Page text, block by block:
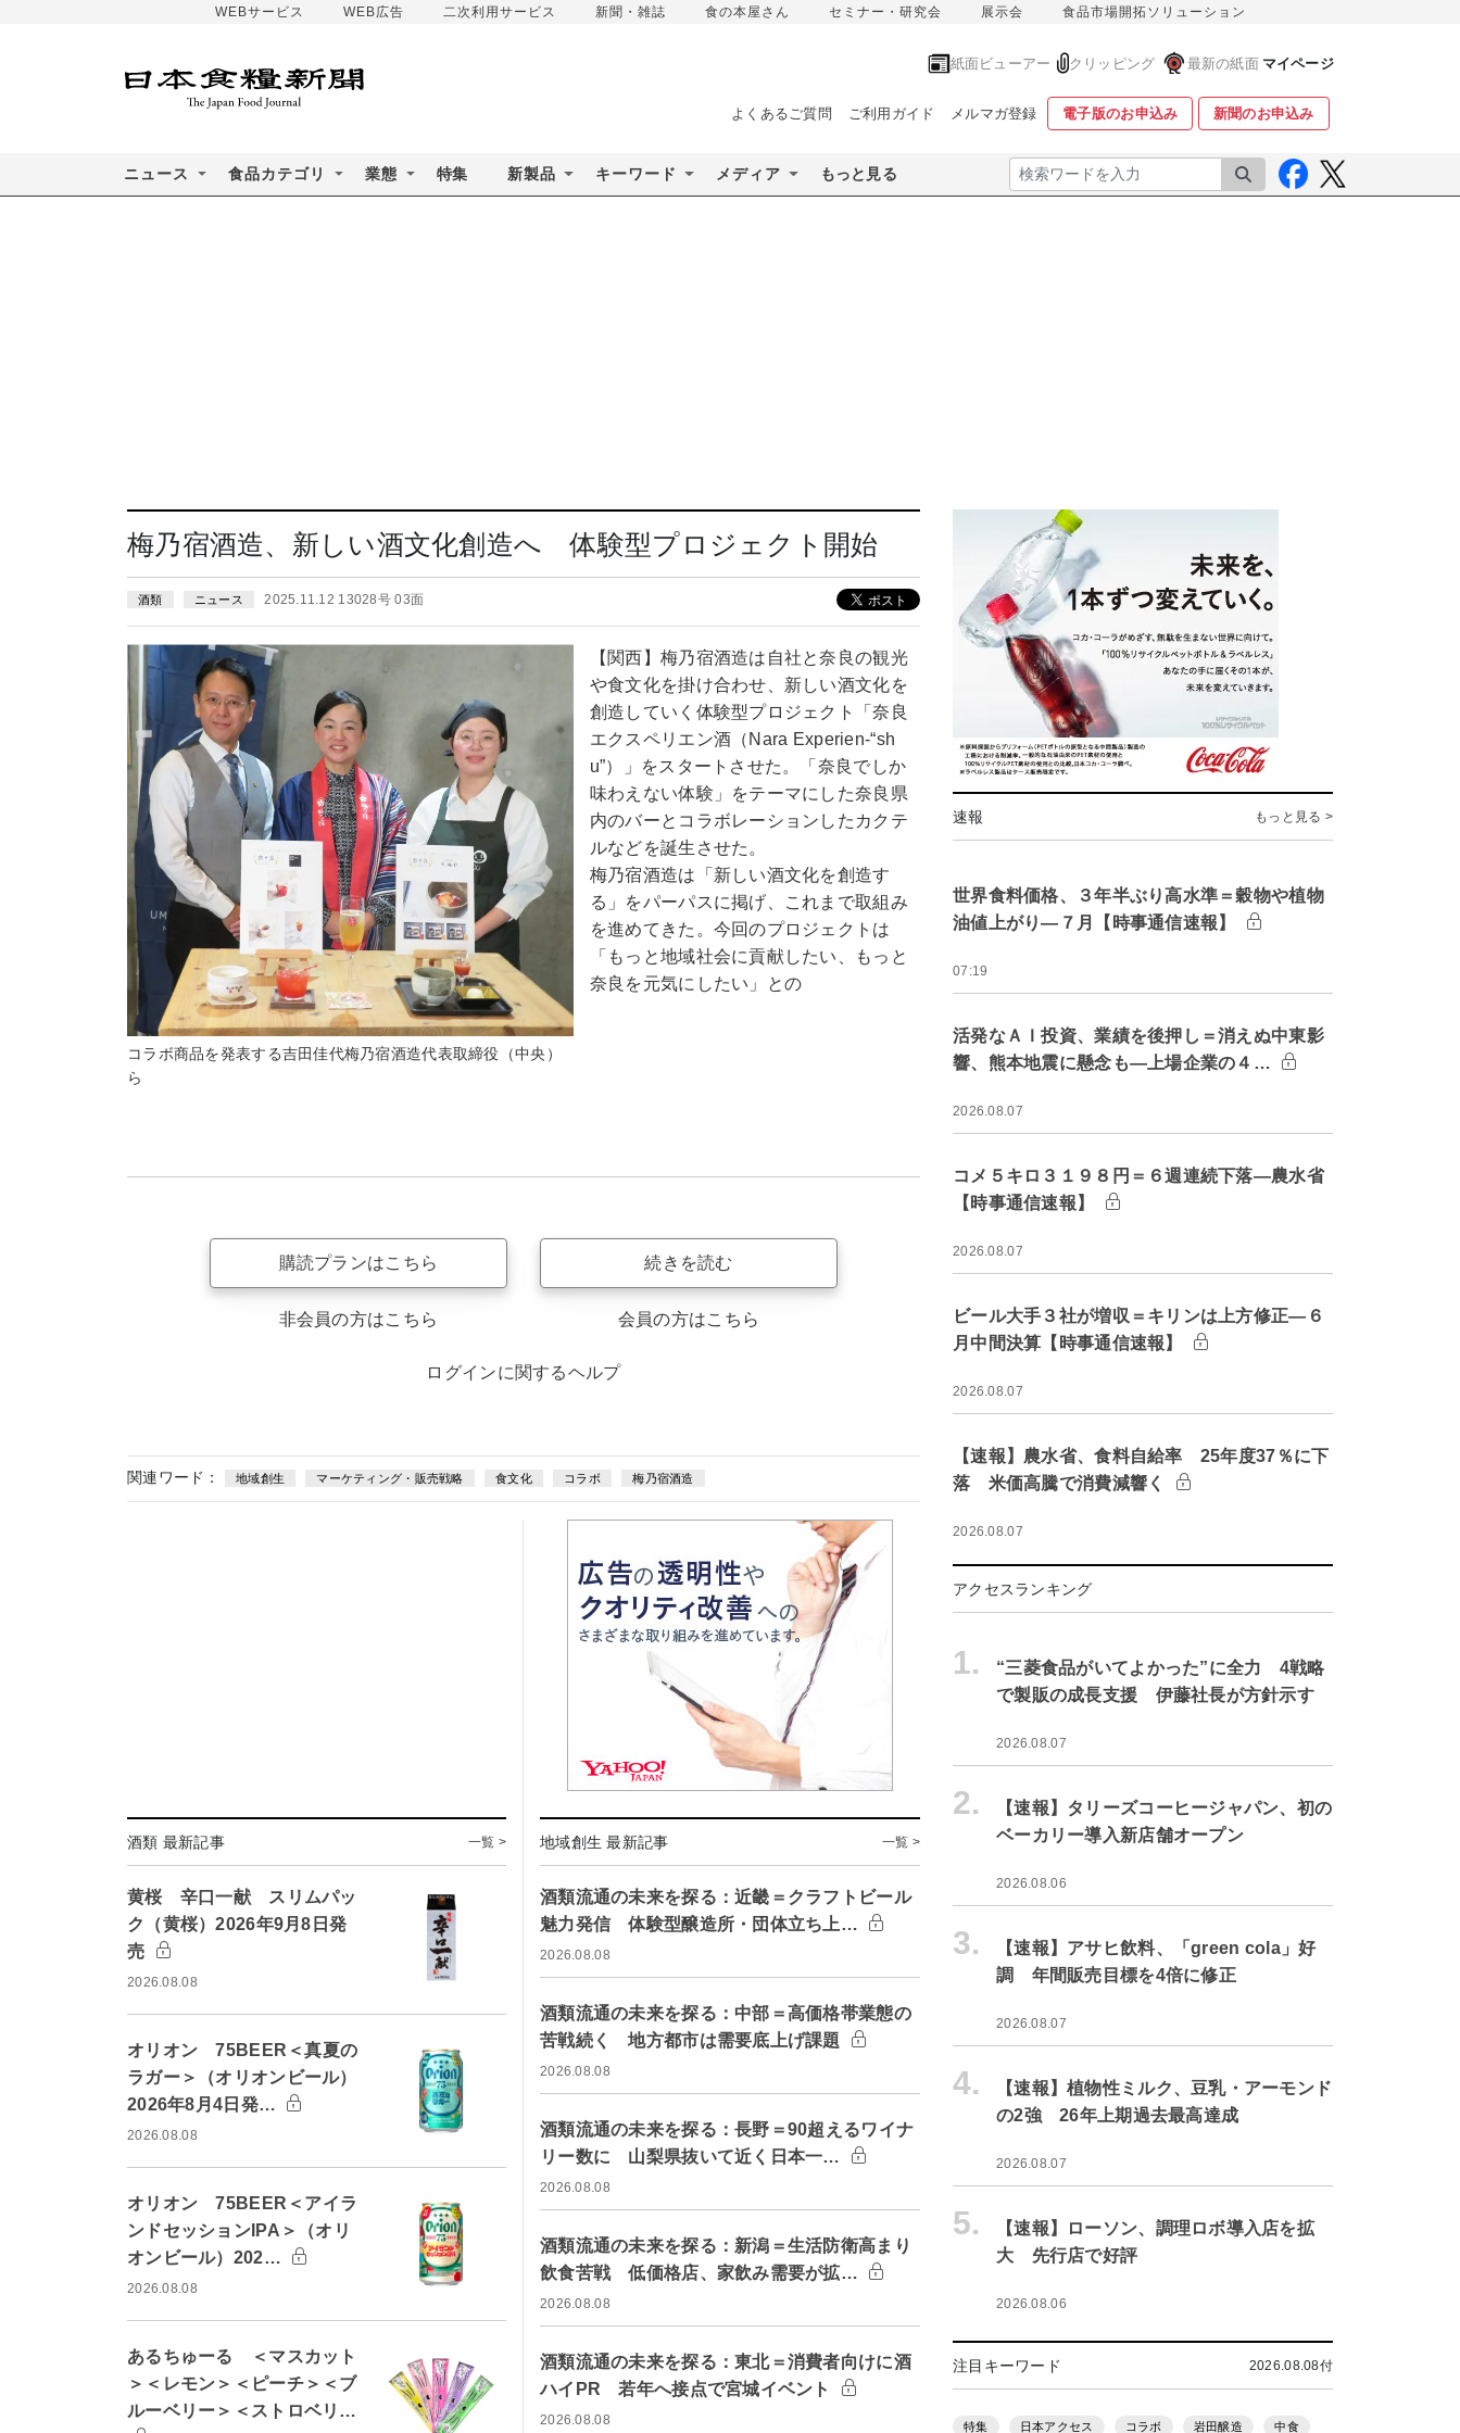
WEBサービス WEB広告 二次利用サービス 新聞・雑誌 食の本屋さん セミナー・研究会 展示会 食品市場開拓ソリューション
紙面ビューアー クリッピング 最新の紙面 マイページ
よくあるご質問 ご利用ガイド メルマガ登録 電子版のお申込み 新聞のお申込み
ニュース 食品カテゴリ 業態 特集 新製品 キーワード メディア もっと見る 検索
梅乃宿酒造、新しい酒文化創造へ 体験型プロジェクト開始
酒類 ニュース 2025.11.12 13028号 03面
コラボ商品を発表する吉田佳代梅乃宿酒造代表取締役（中央）
ら
【関西】梅乃宿酒造は自社と奈良の観光
や食文化を掛け合わせ、新しい酒文化を
創造していく体験型プロジェクト「奈良
エクスペリエン酒（Nara Experien-“sh
u”）」をスタートさせた。「奈良でしか
味わえない体験」をテーマにした奈良県
内のバーとコラボレーションしたカクテ
ルなどを誕生させた。
梅乃宿酒造は「新しい酒文化を創造す
る」をパーパスに掲げ、これまで取組み
を進めてきた。今回のプロジェクトは
「もっと地域社会に貢献したい、もっと
奈良を元気にしたい」との
購読プランはこちら
非会員の方はこちら
続きを読む
会員の方はこちら
ログインに関するヘルプ
関連ワード： 地域創生 マーケティング・販売戦略 食文化 コラボ 梅乃宿酒造
酒類 最新記事 一覧 >
黄桜 辛口一献 スリムパッ
ク（黄桜）2026年9月8日発
売
2026.08.08
オリオン 75BEER＜真夏の
ラガー＞（オリオンビール）
2026年8月4日発…
2026.08.08
オリオン 75BEER＜アイラ
ンドセッションIPA＞（オリ
オンビール）202…
2026.08.08
あるちゅーる ＜マスカット
＞＜レモン＞＜ピーチ＞＜ブ
ルーベリー＞＜ストロベリ…
地域創生 最新記事 一覧 >
酒類流通の未来を探る：近畿＝クラフトビール
魅力発信 体験型醸造所・団体立ち上…
2026.08.08
酒類流通の未来を探る：中部＝高価格帯業態の
苦戦続く 地方都市は需要底上げ課題
2026.08.08
酒類流通の未来を探る：長野＝90超えるワイナ
リー数に 山梨県抜いて近く日本一…
2026.08.08
酒類流通の未来を探る：新潟＝生活防衛高まり
飲食苦戦 低価格店、家飲み需要が拡…
2026.08.08
酒類流通の未来を探る：東北＝消費者向けに酒
ハイPR 若年へ接点で宮城イベント
2026.08.08
速報 もっと見る >
世界食料価格、３年半ぶり高水準＝穀物や植物
油値上がり―７月【時事通信速報】
07:19
活発なＡＩ投資、業績を後押し＝消えぬ中東影
響、熊本地震に懸念も―上場企業の４…
2026.08.07
コメ５キロ３１９８円＝６週連続下落―農水省
【時事通信速報】
2026.08.07
ビール大手３社が増収＝キリンは上方修正―６
月中間決算【時事通信速報】
2026.08.07
【速報】農水省、食料自給率 25年度37％に下
落 米価高騰で消費減響く
2026.08.07
アクセスランキング
1.
“三菱食品がいてよかった”に全力 4戦略
で製販の成長支援 伊藤社長が方針示す
2026.08.07
2.
【速報】タリーズコーヒージャパン、初の
ベーカリー導入新店舗オープン
2026.08.06
3.
【速報】アサヒ飲料、「green cola」好
調 年間販売目標を4倍に修正
2026.08.07
4.
【速報】植物性ミルク、豆乳・アーモンド
の2強 26年上期過去最高達成
2026.08.07
5.
【速報】ローソン、調理ロボ導入店を拡
大 先行店で好評
2026.08.06
注目キーワード 2026.08.08付
特集 日本アクセス コラボ 岩田醸造 中食